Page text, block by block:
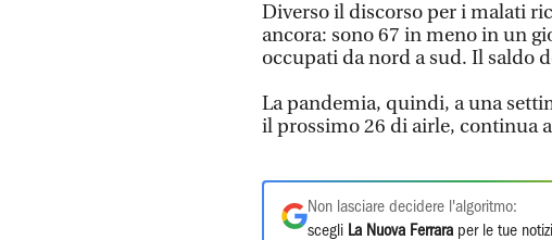
Diverso il discorso per i malati
ancora: sono 67 in meno in un
occupati da nord a sud. Il saldo
La pandemia, quindi, a una
il prossimo 26 di airle, continua
Non lasciare decidere l'algoritmo:
scegli La Nuova Ferrara per le tue